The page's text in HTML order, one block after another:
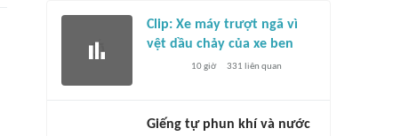
Clip: Xe máy trượt ngã vì
vệt dầu chảy của xe ben
10 giờ 331 liên quan
Giếng tự phun khí và nước